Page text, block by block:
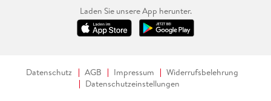
Laden Sie unsere App herunter.
Datenschutz AGB Impressum
Widerrufsbelehrung
Datenschutzeinstellungen